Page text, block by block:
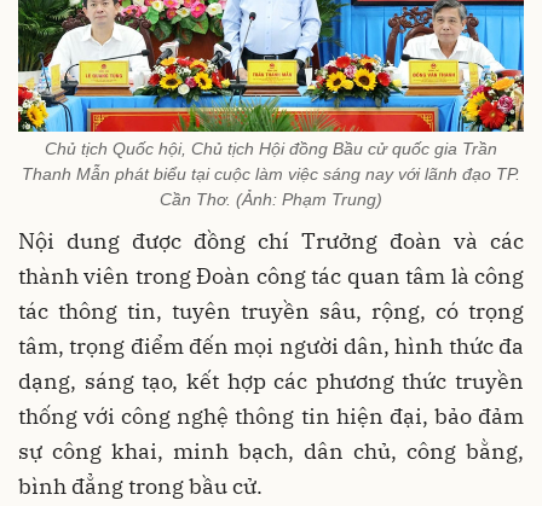
Chủ tịch Quốc hội, Chủ tịch Hội đồng Bầu cử quốc gia Trần
Thanh Mẫn phát biểu tại cuộc làm việc sáng nay với lãnh đạo TP.
Cần Thơ. (Ảnh: Phạm Trung)
Nội dung được đồng chí Trưởng đoàn và các
thành viên trong Đoàn công tác quan tâm là công
tác thông tin, tuyên truyền sâu, rộng, có trọng
tâm, trọng điểm đến mọi người dân, hình thức đa
dạng, sáng tạo, kết hợp các phương thức truyền
thống với công nghệ thông tin hiện đại, bảo đảm
sự công khai, minh bạch, dân chủ, công bằng,
bình đẳng trong bầu cử.